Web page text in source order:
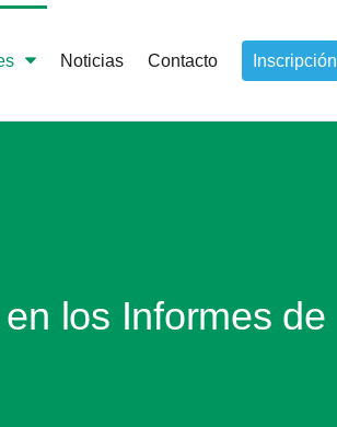
Noticias Contacto Inscripción
los Informes de